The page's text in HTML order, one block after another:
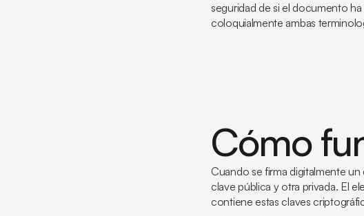
seguridad de si el documento
coloquialmente ambas
Cómo
Cuando se firma digitalmente
clave pública y otra privada. El
contiene estas claves